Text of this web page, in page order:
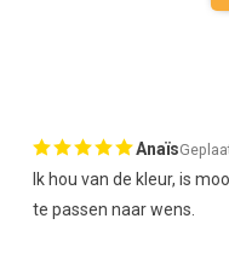
Anaïs
Ik hou van de kleur, is
te passen naar wens.